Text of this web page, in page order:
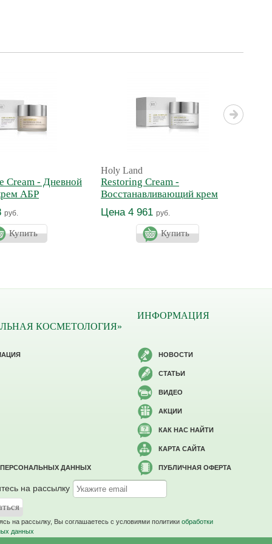
Cream - Дневной
АБР
руб.
Купить
Holy Land
Restoring Cream -
Восстанавливающий крем
Цена 4 961 руб.
Купить
КОСМЕТОЛОГИЯ»
ДАННЫХ
ИНФОРМАЦИЯ
НОВОСТИ
СТАТЬИ
ВИДЕО
АКЦИИ
КАК НАС НАЙТИ
КАРТА САЙТА
ПУБЛИЧНАЯ ОФЕРТА
на рассылку
на рассылку, Вы соглашаетесь c условиями политики обработки
данных